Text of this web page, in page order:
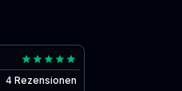
4 Rezensionen